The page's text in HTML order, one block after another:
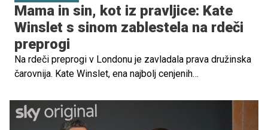
Mama in sin, kot iz pravljice: Kate
Winslet s sinom zablestela na rdeči
preprogi
Na rdeči preprogi v Londonu je zavladala prava družinska
čarovnija. Kate Winslet, ena najbolj cenjenih
blestela ob premieri njunega novega filma.